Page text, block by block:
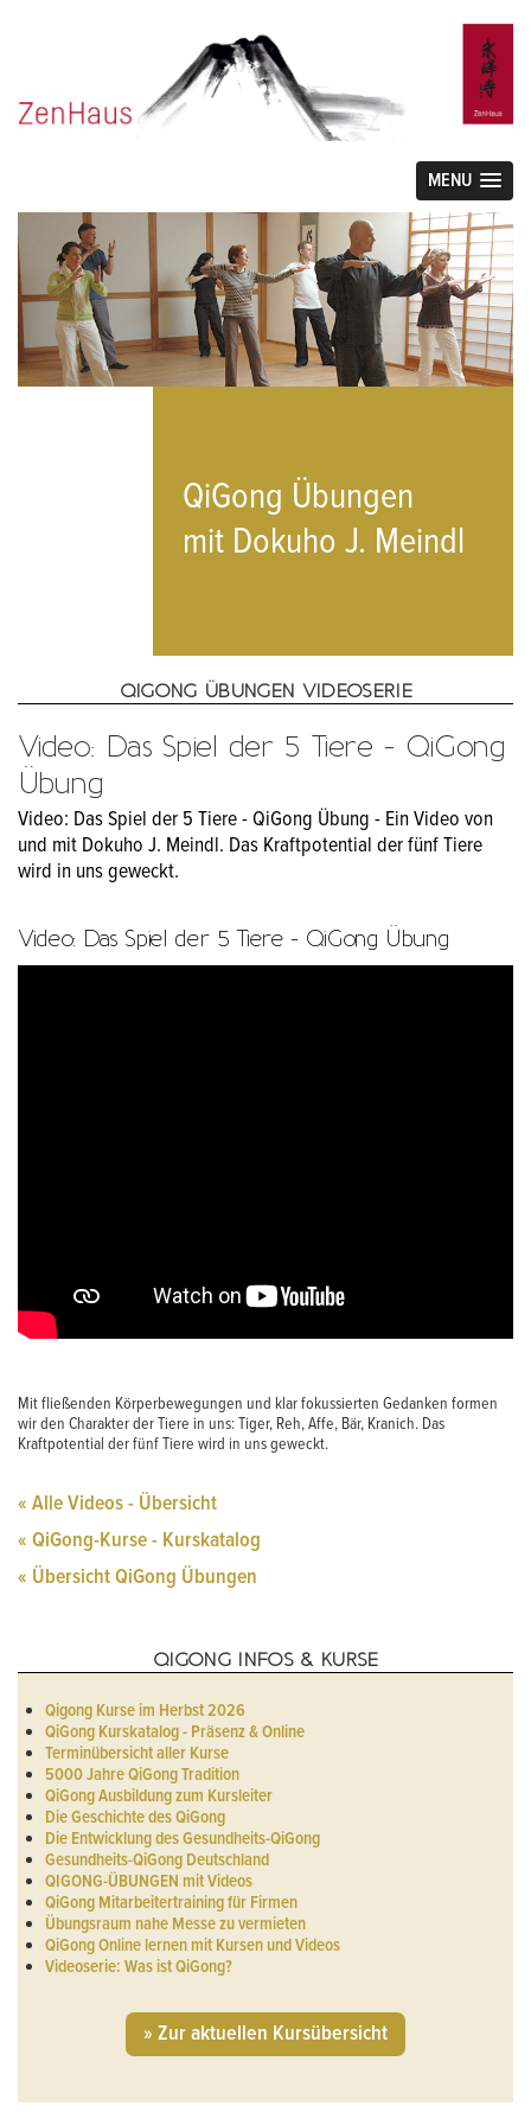
MENU
QiGong Übungen
mit Dokuho J. Meindl
QIGONG ÜBUNGEN VIDEOSERIE
Video: Das Spiel der 5 Tiere - QiGong
Übung
Video: Das Spiel der 5 Tiere - QiGong Übung - Ein Video von
und mit Dokuho J. Meindl. Das Kraftpotential der fünf Tiere
wird in uns geweckt.
Video: Das Spiel der 5 Tiere - QiGong Übung
Mit fließenden Körperbewegungen und klar fokussierten Gedanken formen
wir den Charakter der Tiere in uns: Tiger, Reh, Affe, Bär, Kranich. Das
Kraftpotential der fünf Tiere wird in uns geweckt.
« Alle Videos - Übersicht
« QiGong-Kurse - Kurskatalog
« Übersicht QiGong Übungen
QIGONG INFOS & KURSE
Qigong Kurse im Herbst 2026
QiGong Kurskatalog - Präsenz & Online
Terminübersicht aller Kurse
5000 Jahre QiGong Tradition
QiGong Ausbildung zum Kursleiter
Die Geschichte des QiGong
Die Entwicklung des Gesundheits-QiGong
Gesundheits-QiGong Deutschland
QIGONG-ÜBUNGEN mit Videos
QiGong Mitarbeitertraining für Firmen
Übungsraum nahe Messe zu vermieten
QiGong Online lernen mit Kursen und Videos
Videoserie: Was ist QiGong?
» Zur aktuellen Kursübersicht